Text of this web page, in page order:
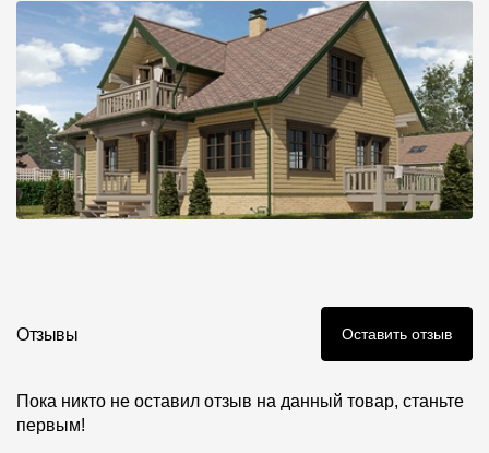
Отзывы Оставить отзыв
Пока никто не оставил отзыв на данный товар, станьте
первым!